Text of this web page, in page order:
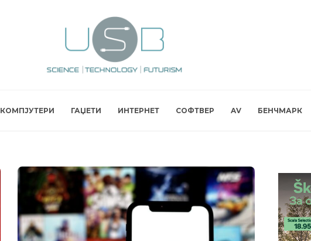
КОМПЈУТЕРИ ГАЏЕТИ ИНТЕРНЕТ СОФТВЕР AV БЕНЧМАРК